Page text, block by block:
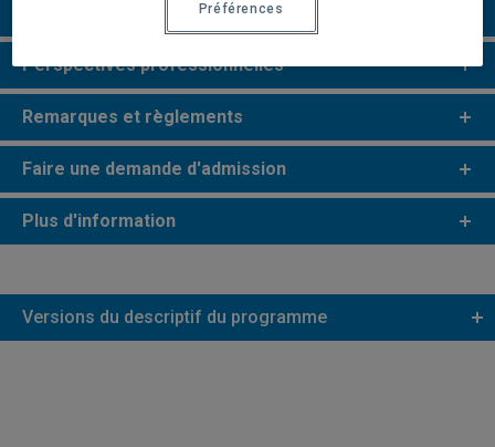
Perspectives professionnelles
Remarques et règlements
Faire une demande d'admission
Plus d'information
Versions du descriptif du programme
Préférences